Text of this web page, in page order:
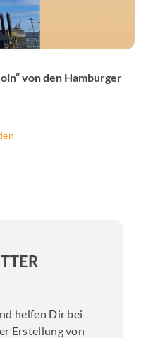
von den Hamburger
helfen Dir bei
Erstellung von